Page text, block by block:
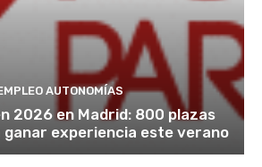
AUTONOMÍAS
2026 en Madrid: 800 plazas
experiencia este verano